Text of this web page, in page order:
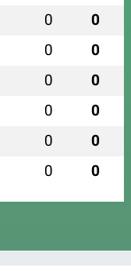
0 0
0 0
0 0
0 0
0 0
0 0